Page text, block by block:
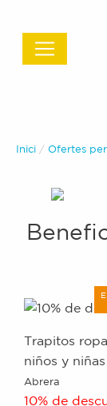
Inici Ofertes
Trapitos
niños y niñas
Abrera
10% de